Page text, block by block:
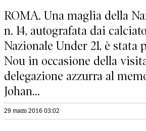
ROMA. Una maglia della
n. 14, autografata dai
Nazionale Under 21, è stata
Nou in occasione della
delegazione azzurra al
Johan...
29 marzo 2016 03:02